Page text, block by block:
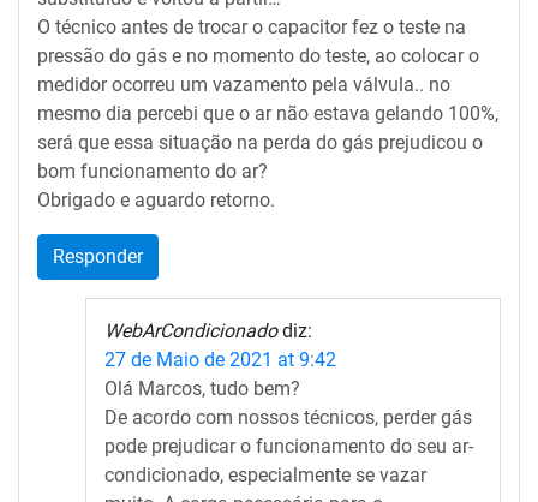
O técnico antes de trocar o capacitor fez o teste na
pressão do gás e no momento do teste, ao colocar o
medidor ocorreu um vazamento pela válvula.. no
mesmo dia percebi que o ar não estava gelando 100%,
será que essa situação na perda do gás prejudicou o
bom funcionamento do ar?
Obrigado e aguardo retorno.
Responder
WebArCondicionado diz:
27 de Maio de 2021 at 9:42
Olá Marcos, tudo bem?
De acordo com nossos técnicos, perder gás
pode prejudicar o funcionamento do seu ar-
condicionado, especialmente se vazar